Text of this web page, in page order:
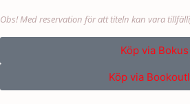
Obs! Med reservation för att titeln kan vara
Köp via Bokus
Köp via